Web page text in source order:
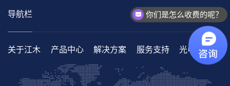
导航栏
关于江木 产品中心 解决方案 服务支持 光电百科
你们是怎么收费的呢？